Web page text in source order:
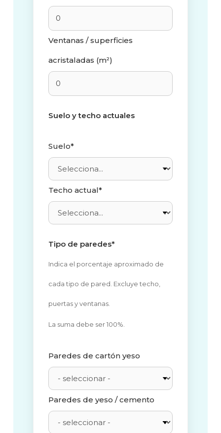
Ventanas / superficies
acristaladas (m²)
Suelo y techo actuales
Suelo*
Techo actual*
Tipo de paredes*
Indica el porcentaje aproximado de
cada tipo de pared. Excluye techo,
puertas y ventanas.
La suma debe ser 100%.
Paredes de cartón yeso
Paredes de yeso / cemento